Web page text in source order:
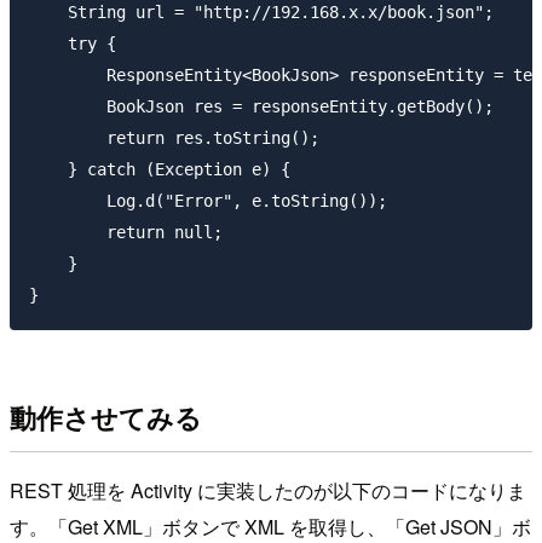
    String url = "http://192.168.x.x/book.json";
    try {
ResponseEntity<BookJson> responseEntity =
        BookJson res = responseEntity.getBody();
        return res.toString();
    } catch (Exception e) {
        Log.d("Error", e.toString());
        return null;
    }
動作させてみる
REST 処理を Activity に実装したのが以下のコードになりま
す。「Get XML」ボタンで XML を取得し、「Get JSON」ボ